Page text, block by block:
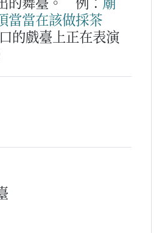
當當在該做採茶
口的戲臺上正在表演